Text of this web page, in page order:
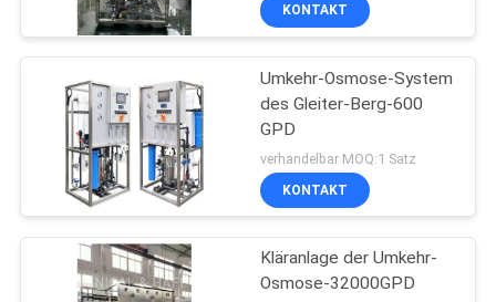
KONTAKT
Umkehr-Osmose-System
des Gleiter-Berg-600
GPD
verhandelbar MOQ:1 Satz
KONTAKT
Kläranlage der Umkehr-
Osmose-32000GPD